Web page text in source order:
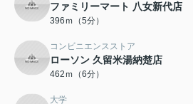
ファミリーマート 八女新代店
396ｍ（5分）
コンビニエンスストア
ローソン 久留米湯納楚店
462ｍ（6分）
大学